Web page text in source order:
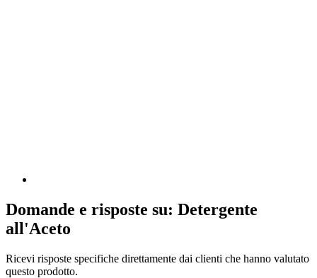
Domande e risposte su: Detergente
all'Aceto
Ricevi risposte specifiche direttamente dai clienti che hanno valutato
questo prodotto.